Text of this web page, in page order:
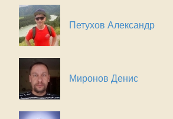
Петухов Александр
Миронов Денис